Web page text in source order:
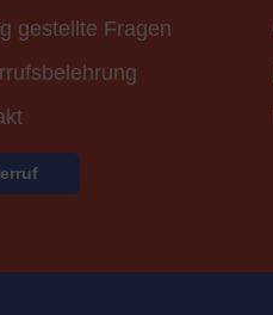
gestellte Fragen